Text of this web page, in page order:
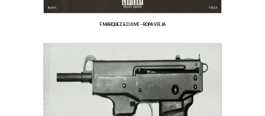
F. MÁRQUEZ & DJ UVE – ROPA VIEJA